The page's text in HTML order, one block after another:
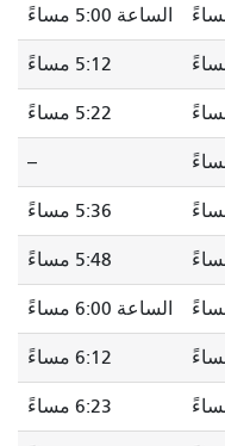
الساعة 5:00 مساءً
5:12 مساءً
5:22 مساءً
--
5:36 مساءً
5:48 مساءً
الساعة 6:00 مساءً
6:12 مساءً
6:23 مساءً